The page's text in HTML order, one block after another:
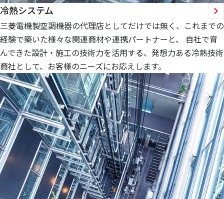
冷熱システム
三菱電機製空調機器の代理店としてだけでは無く、これまでの
経験で築いた様々な関連商材や連携パートナーと、 自社で育
んできた設計・施工の技術力を活用する、発想力ある冷熱技術
商社として、お客様のニーズにお応えします。